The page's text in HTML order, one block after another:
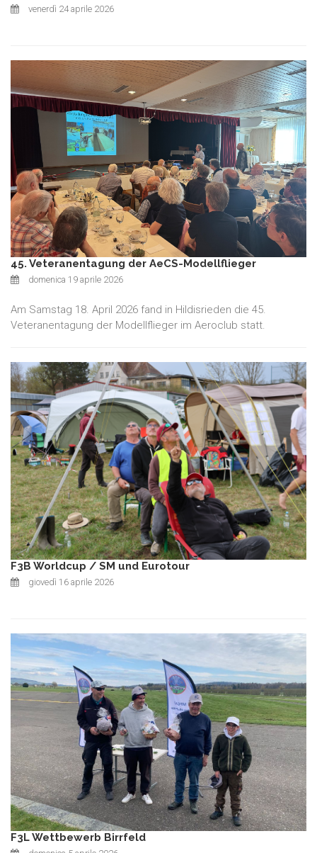
venerdì 24 aprile 2026
45. Veteranentagung der AeCS-Modellflieger
domenica 19 aprile 2026
Am Samstag 18. April 2026 fand in Hildisrieden die 45.
Veteranentagung der Modellflieger im Aeroclub statt.
F3B Worldcup / SM und Eurotour
giovedì 16 aprile 2026
F3L Wettbewerb Birrfeld